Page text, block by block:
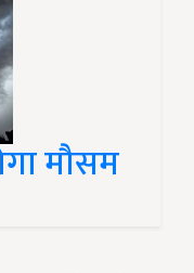
मौसम